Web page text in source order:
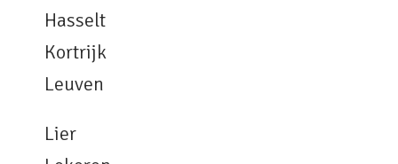
Hasselt
Kortrijk
Leuven
Lier